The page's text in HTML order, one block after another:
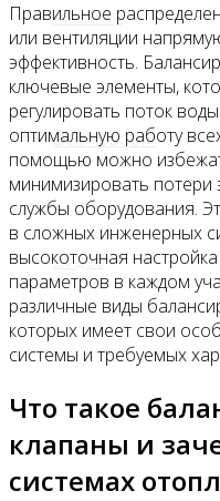
Главная
Все новости
Видео
Правильное
или вентиляции
эффективность.
ключевые элементы,
регулировать поток
оптимальную работу
помощью можно
минимизировать потери
службы оборудования.
в сложных инженерных
высокоточная
параметров в каждом
различные виды
которых имеет свои
системы и требуемых
Что такое
клапаны и
системах